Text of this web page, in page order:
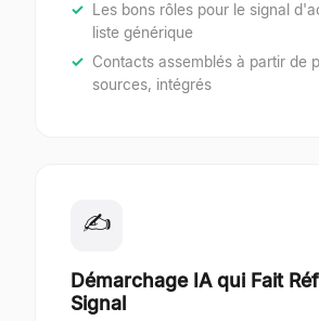
Les bons rôles pour le signal
liste générique
Contacts assemblés à partir de
sources, intégrés
✍
Démarchage IA qui Fait
Signal